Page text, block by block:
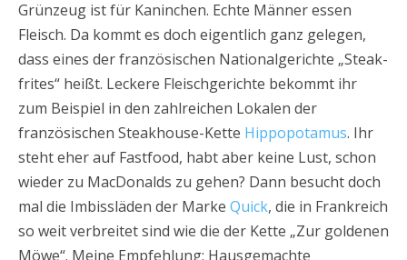
Grünzeug ist für Kaninchen. Echte Männer essen
Fleisch. Da kommt es doch eigentlich ganz gelegen,
dass eines der französischen Nationalgerichte „Steak-
frites“ heißt. Leckere Fleischgerichte bekommt ihr
zum Beispiel in den zahlreichen Lokalen der
französischen Steakhouse-Kette Hippopotamus. Ihr
steht eher auf Fastfood, habt aber keine Lust, schon
wieder zu MacDonalds zu gehen? Dann besucht doch
mal die Imbissläden der Marke Quick, die in Frankreich
so weit verbreitet sind wie die der Kette „Zur goldenen
Möwe“. Meine Empfehlung: Hausgemachte